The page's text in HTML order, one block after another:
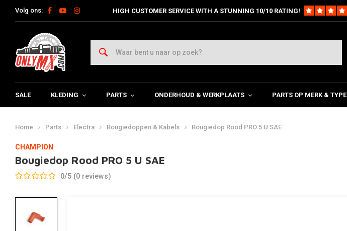
Volg ons: HIGH CUSTOMER SERVICE WITH A STUNNING 10/10 RATING!
SALE KLEDING PARTS ONDERHOUD & WERKPLAATS PARTS OP MERK & TYPE
Home Parts Electra Bougiedoppen & Kabels Bougiedop Rood PRO 5 U SAE
CHAMPION
Bougiedop Rood PRO 5 U SAE
0/5 (0 reviews)